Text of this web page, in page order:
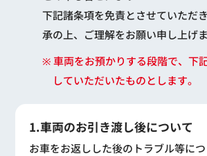
下記諸条項を免責とさせていただ
承の上、ご理解をお願い申し上げま
※ 車両をお預かりする段階で、下
していただいたものとします。
1.車両のお引き渡し後について
お車をお返しした後のトラブル等に